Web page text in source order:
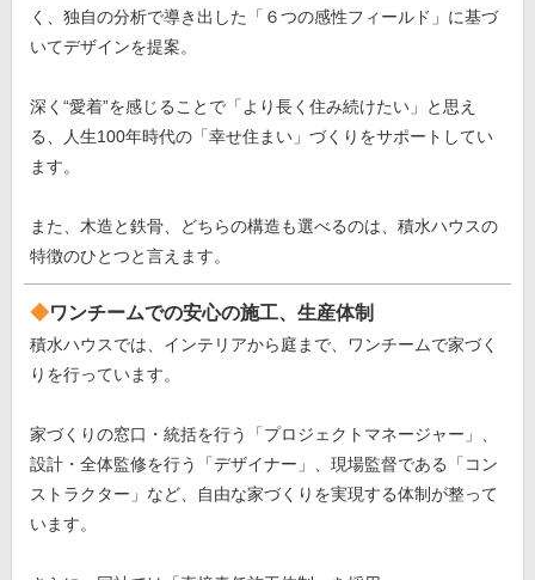
く、独自の分析で導き出した「６つの感性フィールド」に基づ
いてデザインを提案。
深く“愛着”を感じることで「より長く住み続けたい」と思え
る、人生100年時代の「幸せ住まい」づくりをサポートしてい
ます。
また、木造と鉄骨、どちらの構造も選べるのは、積水ハウスの
特徴のひとつと言えます。
ワンチームでの安心の施工、生産体制
積水ハウスでは、インテリアから庭まで、ワンチームで家づく
りを行っています。
家づくりの窓口・統括を行う「プロジェクトマネージャー」、
設計・全体監修を行う「デザイナー」、現場監督である「コン
ストラクター」など、自由な家づくりを実現する体制が整って
います。